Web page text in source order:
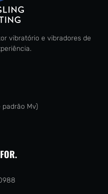
vibratório e vibradores de
Mv)